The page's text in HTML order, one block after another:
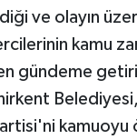
ve olayın
kamu
gündeme